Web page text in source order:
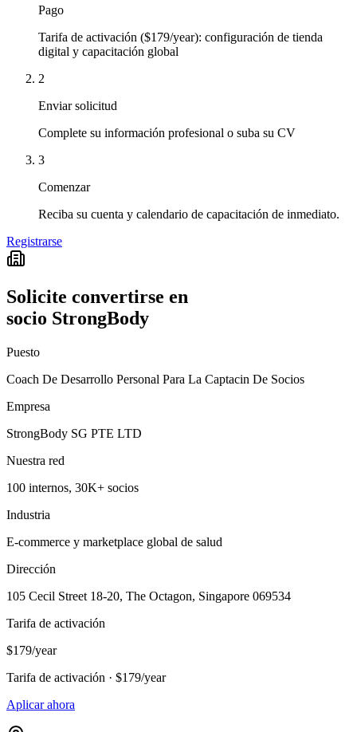
Pago
Tarifa de activación ($179/year): configuración de tienda
digital y capacitación global
2
Enviar solicitud
Complete su información profesional o suba su CV
3
Comenzar
Reciba su cuenta y calendario de capacitación de inmediato.
Registrarse
Solicite convertirse en
socio StrongBody
Puesto
Coach De Desarrollo Personal Para La Captacin De Socios
Empresa
StrongBody SG PTE LTD
Nuestra red
100 internos, 30K+ socios
Industria
E-commerce y marketplace global de salud
Dirección
105 Cecil Street 18-20, The Octagon, Singapore 069534
Tarifa de activación
$179/year
Tarifa de activación · $179/year
Aplicar ahora